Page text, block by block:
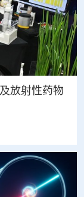
放射性药物